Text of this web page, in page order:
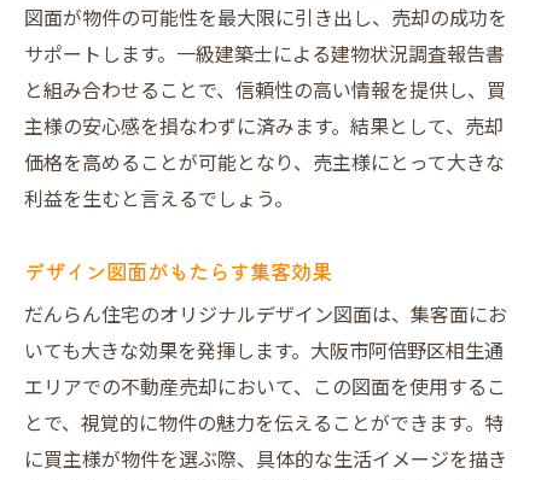
図面が物件の可能性を最大限に引き出し、売却の成功を
サポートします。一級建築士による建物状況調査報告書
と組み合わせることで、信頼性の高い情報を提供し、買
主様の安心感を損なわずに済みます。結果として、売却
価格を高めることが可能となり、売主様にとって大きな
利益を生むと言えるでしょう。
デザイン図面がもたらす集客効果
だんらん住宅のオリジナルデザイン図面は、集客面にお
いても大きな効果を発揮します。大阪市阿倍野区相生通
エリアでの不動産売却において、この図面を使用するこ
とで、視覚的に物件の魅力を伝えることができます。特
に買主様が物件を選ぶ際、具体的な生活イメージを描き